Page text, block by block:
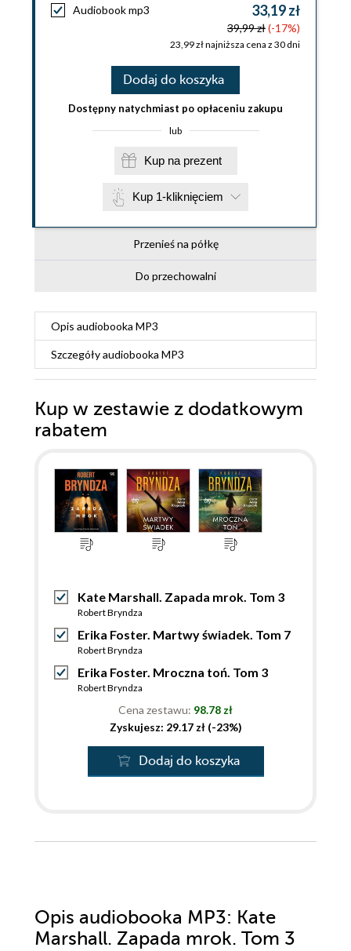
Audiobook mp3 33,19 zł
39,99 zł(-17%)
23,99 zł najniższa cena z 30 dni
Dodaj do koszyka
Dostępny natychmiast po opłaceniu zakupu
lub
Kup na prezent
Kup 1-kliknięciem
Przenieś na półkę
Do przechowalni
Opis audiobooka MP3
Szczegółyaudiobooka MP3
Kup w zestawie z dodatkowym
rabatem
Kate Marshall. Zapada mrok. Tom 3
Robert Bryndza
Erika Foster. Martwy świadek. Tom 7
Robert Bryndza
Erika Foster. Mroczna toń. Tom 3
Robert Bryndza
Cena zestawu: 98.78 zł
Zyskujesz: 29.17 zł (-23%)
Dodaj do koszyka
Opis audiobooka MP3: Kate
Marshall. Zapada mrok. Tom 3